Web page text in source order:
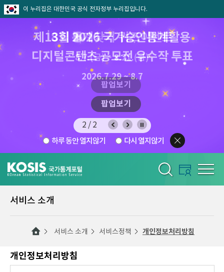
이 누리집은 대한민국 공식 전자정부 누리집입니다.
제13회 2026 국가승인통계활용
디지털콘텐츠 공모전 우수작 투표
2026.7.29 ~ 8.7
팝업보기
8월 통계찾기 퀴즈이벤트
8.7.(금) ~ 8.21.(금)
팝업보기
2/2
하루 동안 열지않기 다시 열지않기
서비스 소개
서비스 소개 서비스정책 개인정보처리방침
개인정보처리방침